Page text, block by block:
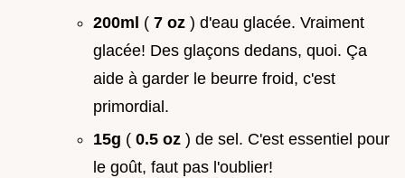
200ml ( 7 oz ) d'eau glacée. Vraiment
glacée! Des glaçons dedans, quoi. Ça
aide à garder le beurre froid, c'est
primordial.
15g ( 0.5 oz ) de sel. C'est essentiel pour
le goût, faut pas l'oublier!